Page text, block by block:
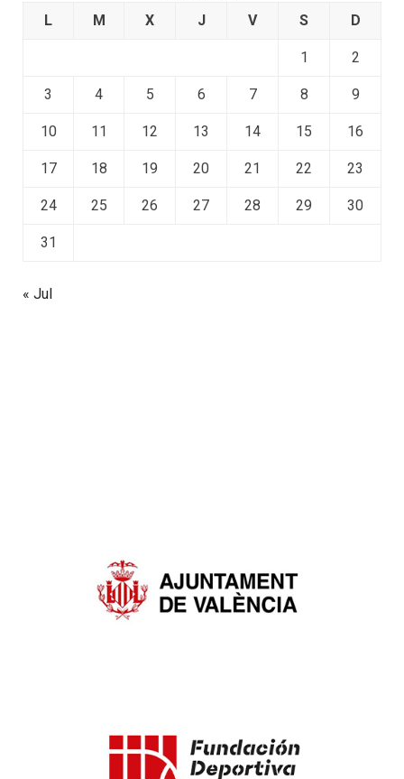
L
M X J V S D
1 2
3 4 5 6 7 8 9
10 11 12 13 14 15 16
17 18 19 20 21 22 23
24 25 26 27 28 29 30
31
« Jul